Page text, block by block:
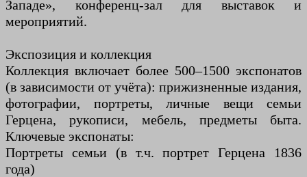
Западе», конференц-зал для выставок и
мероприятий.
Экспозиция и коллекция
Коллекция включает более 500–1500 экспонатов
(в зависимости от учёта): прижизненные издания,
фотографии, портреты, личные вещи семьи
Герцена, рукописи, мебель, предметы быта.
Ключевые экспонаты:
Портреты семьи (в т.ч. портрет Герцена 1836
года)